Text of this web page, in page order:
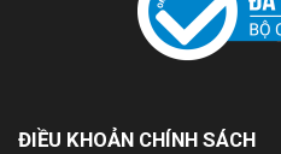
ĐIỀU KHOẢN CHÍNH SÁCH